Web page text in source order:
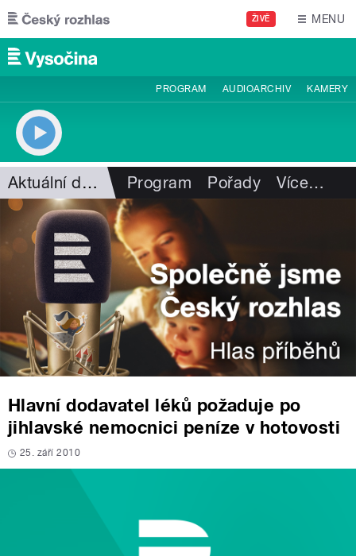
Přejít k hlavnímu obsahu
ŽIVĚ MENU
PROGRAM AUDIOARCHIV KAMERY
Aktuální dění Program Pořady Více…
Hlavní dodavatel léků požaduje po
jihlavské nemocnici peníze v hotovosti
25. září 2010